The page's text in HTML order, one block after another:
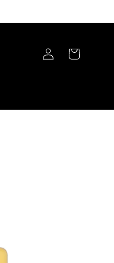
Fazer
login
Carrinho